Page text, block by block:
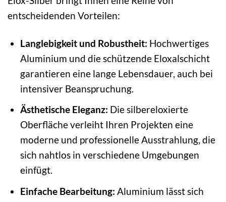
entscheidenden Vorteilen:
Langlebigkeit und Robustheit: Hochwertiges
Aluminium und die schützende Eloxalschicht
garantieren eine lange Lebensdauer, auch bei
intensiver Beanspruchung.
Ästhetische Eleganz: Die silbereloxierte
Oberfläche verleiht Ihren Projekten eine
moderne und professionelle Ausstrahlung, die
sich nahtlos in verschiedene Umgebungen
einfügt.
Einfache Bearbeitung: Aluminium lässt sich